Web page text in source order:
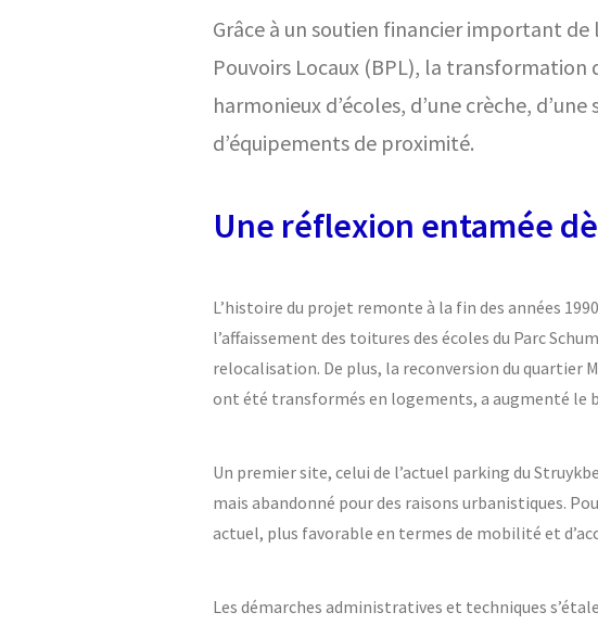
Grâce à un soutien financier important
Pouvoirs Locaux (BPL), la transformation
harmonieux d’écoles, d’une crèche,
d’équipements de proximité.
Une réflexion entamée
L’histoire du projet remonte à la fin des années
l’affaissement des toitures des écoles du Parc
relocalisation. De plus, la reconversion du quartier
ont été transformés en logements, a augmenté le
Un premier site, celui de l’actuel parking du
mais abandonné pour des raisons urbanistiques.
actuel, plus favorable en termes de mobilité et
Les démarches administratives et techniques